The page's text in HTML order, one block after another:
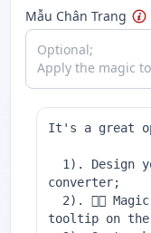
Mẫu Chân Trang